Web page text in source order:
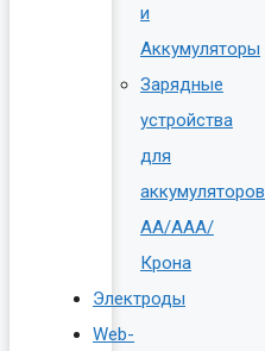
и
Аккумуляторы
Зарядные
устройства
для
аккумуляторов
AA/AAA/
Крона
Электроды
Web-